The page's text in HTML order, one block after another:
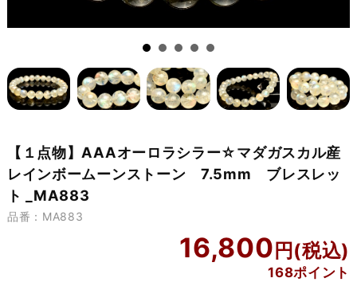
【１点物】AAAオーロラシラー☆マダガスカル産
レインボームーンストーン 7.5mm ブレスレッ
ト _MA883
品番：MA883
16,800
168ポイント